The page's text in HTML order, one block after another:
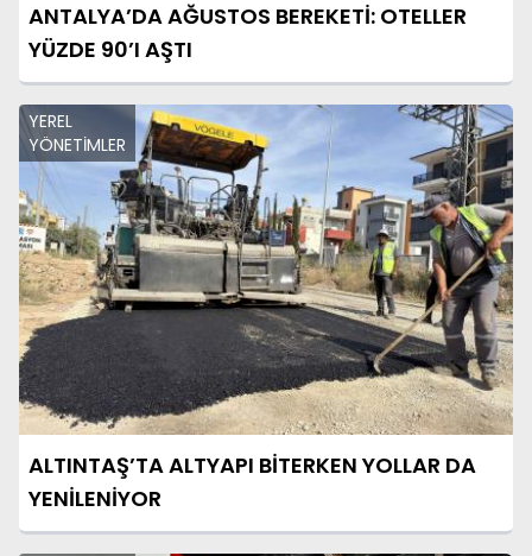
ANTALYA’DA AĞUSTOS BEREKETİ: OTELLER
YÜZDE 90’I AŞTI
YEREL
YÖNETİMLER
ALTINTAŞ’TA ALTYAPI BİTERKEN YOLLAR DA
YENİLENİYOR